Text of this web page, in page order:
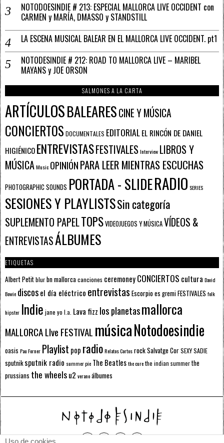
NOTODOESINDIE # 213: ESPECIAL MALLORCA LIVE OCCIDENT con
CARMEN y MARÍA, DMASSO y STANDSTILL
LA ESCENA MUSICAL BALEAR EN EL MALLORCA LIVE OCCIDENT. pt1
NOTODESINDIE # 212: ROAD TO MALLORCA LIVE – MARIBEL
MAYANS y JOE ORSON
SALMONES A LA CARTA
ARTÍCULOSBALEARESCINE Y MÚSICA
CONCIERTOS DOCUMENTALES EDITORIALEL RINCÓN DE DANIEL
HIGIÉNICOENTREVISTASFESTIVALESInterview LIBROS Y
MÚSICAMusic OPINIÓNPARA LEER MIENTRAS ESCUCHAS
PHOTOGRAPHIC SOUNDS PORTADA - SLIDERADIO SERIES
SESIONES Y PLAYLISTSSin categoría
SUPLEMENTO PAPELTOPSVIDEOJUEGOS Y MÚSICAVÍDEOS &
ENTREVISTASÁLBUMES
ETIQUETAS
Albert Petitblurbn mallorcacanciones ceremoneyCONCIERTOS cultura David
Bowie discosel día eléctrico entrevistas Escorpioes gremiFESTIVALES folk
hipster Indie jane yo l.a. Lava fizz los planetasmallorca
MALLORCA LIve FESTIVAL músicaNotodoesindie
oasis Pau Forner Playlist pop radioRelatos CortosrockSalvatge CorSEXY SADIE
sputnik sputnik radio summer pie The Beatlesthe curethe indian summerthe
prussians the wheelsu2 veranoálbumes
Uso de cookies